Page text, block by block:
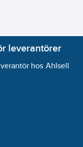
leverantörer
hos Ahlsell